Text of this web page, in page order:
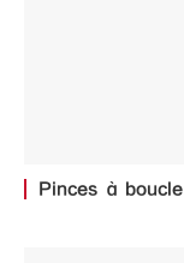
Pinces à boucle